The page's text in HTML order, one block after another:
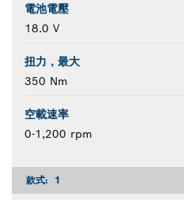
電池電壓
18.0 V
扭力，最大
350 Nm
空載速率
0-1,200 rpm
款式: 1